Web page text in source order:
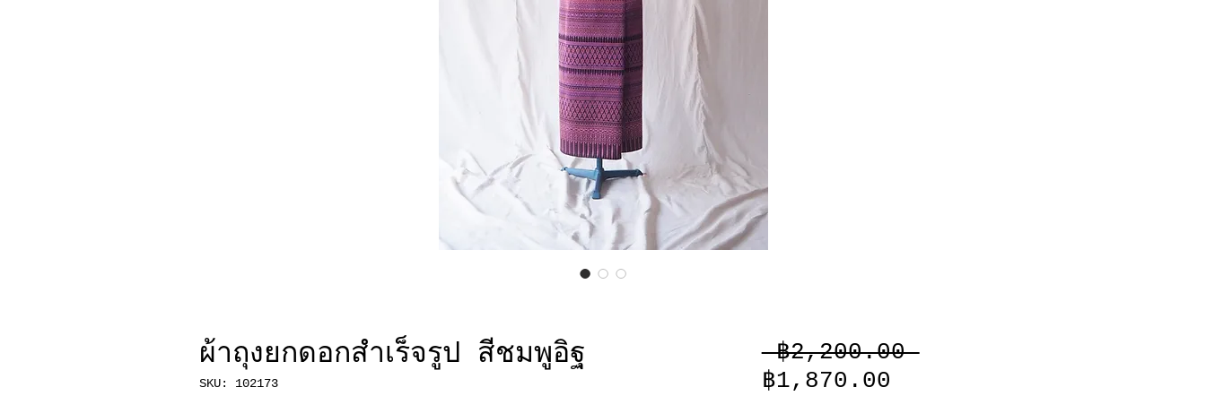
ผ้าถุงยกดอกสำเร็จรูป สีชมพูอิฐ
SKU: 102173
฿2,200.00 ราคา
฿1,870.00